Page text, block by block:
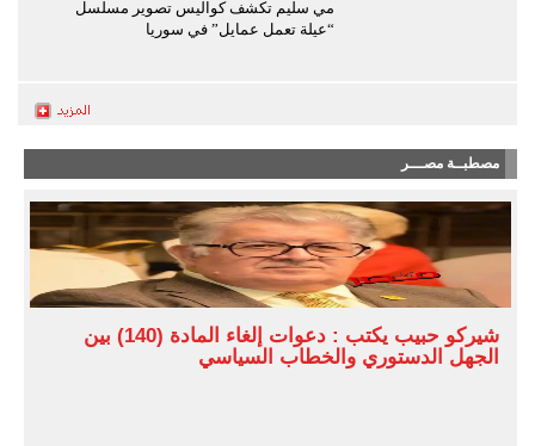
مي سليم تكشف كواليس تصوير مسلسل
“عيلة تعمل عمايل” في سوريا
مصطبــة مصـــر
شيركو حبيب يكتب : دعوات إلغاء المادة (140) بين
الجهل الدستوري والخطاب السياسي